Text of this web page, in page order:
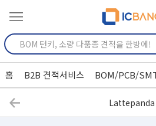
홈 B2B 견적서비스 BOM/PCB/
Lattepanda